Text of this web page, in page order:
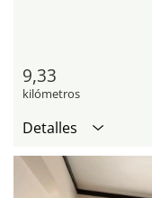
9,33
kilómetros
Detalles